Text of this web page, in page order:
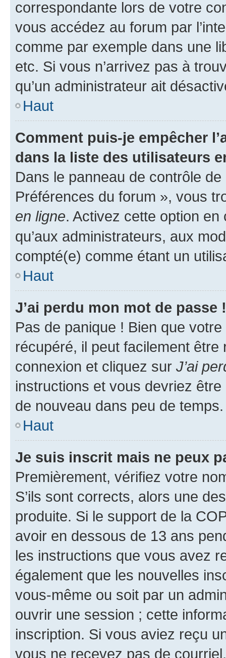
correspondante lors de votre
vous accédez au forum par
comme par exemple dans une
etc. Si vous n’arrivez pas à
qu’un administrateur ait
Haut
Comment puis-je empêcher
dans la liste des utilisateurs
Dans le panneau de contrôle
Préférences du forum », vous
en ligne. Activez cette option
qu’aux administrateurs, aux
compté(e) comme étant un
Haut
J’ai perdu mon mot de passe !
Pas de panique ! Bien que
récupéré, il peut facilement
connexion et cliquez sur J’ai
instructions et vous devriez
de nouveau dans peu de temps.
Haut
Je suis inscrit mais ne peux
Premièrement, vérifiez votre
S’ils sont corrects, alors une
produite. Si le support de la
avoir en dessous de 13 ans
les instructions que vous avez
également que les nouvelles
vous-même ou soit par un
ouvrir une session ; cette
inscription. Si vous aviez reçu
vous ne recevez pas de